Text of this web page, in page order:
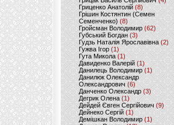
Гриценко Анатолій (8)
Грішин Костянтин (Семен
Семенченко)(8)
Гройсман Володимир(62)
Губський Богдан (3)
Гудзь Наталія Ярославівна(2)
Гужва Ігор (1)
Гута Микола (1)
Давиденко Валерій (1)
Данилець Володимир(1)
Данилюк Олександр
Олександрович (6)
Данченко Олександр (3)
Дегрик Олена(1)
Дейдей Євген Сергійович(9)
Дейнеко Сергій (1)
Демішкан Володимир(1)